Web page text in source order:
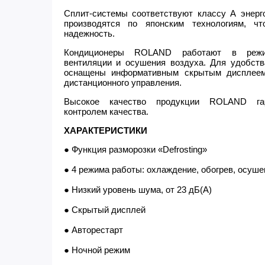
Сплит-системы соответствуют классу А
производятся по японским технологиям,
надежность.
Кондиционеры ROLAND работают в
вентиляции и осушения воздуха. Для
оснащены информативным скрытым
дистанционного управления.
Высокое качество продукции ROLAND
контролем качества.
ХАРАКТЕРИСТИКИ
● Функция разморозки «Defrosting»
● 4 режима работы: охлаждение, обогрев,
● Низкий уровень шума, от 23 дБ(А)
● Скрытый дисплей
● Авторестарт
● Ночной режим